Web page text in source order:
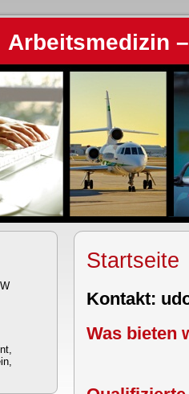
Arbeitsmedizin
Startseite
Kontakt:
Was bieten